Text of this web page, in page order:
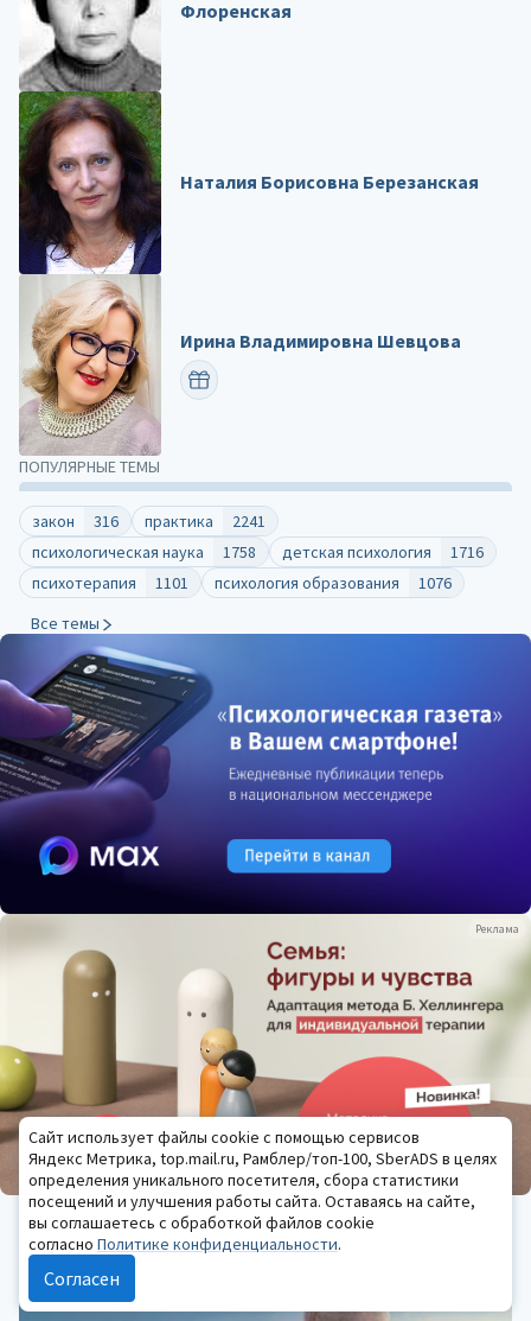
Реклама
ПОПУЛЯРНЫЕ ТЕМЫ
закон 316 практика
2241
психологическая наука
1758 детская психология
1716
психотерапия
1101 психология образования
1076
Все темы
Флоренская
Наталия Борисовна Березанская
Ирина Владимировна Шевцова
ПОЗДРАВИТЬ
ОБУЧЕНИЕ ПСИХОЛОГИИ
Сайт использует файлы cookie с помощью сервисов
Яндекс Метрика, top.mail.ru, Рамблер/топ-100, SberADS в целях
определения уникального посетителя, сбора статистики
посещений и улучшения работы сайта. Оставаясь на сайте,
вы соглашаетесь с обработкой файлов cookie
согласно Политике конфиденциальности.
Согласен